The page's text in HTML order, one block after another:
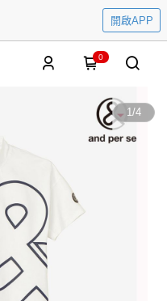
開啟APP
0
1/4